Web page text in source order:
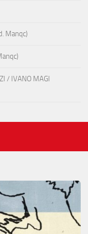
Manqc)
/ IVANO MAGI